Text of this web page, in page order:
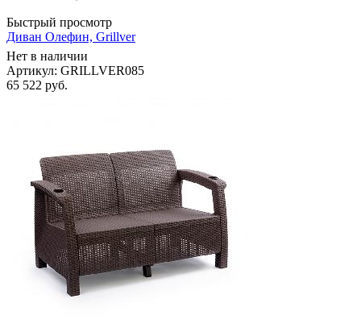
Быстрый просмотр
Диван Олефин, Grillver
Нет в наличии
Артикул: GRILLVER085
65 522 руб.